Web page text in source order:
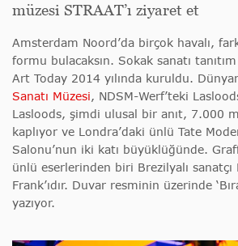
müzesi STRAAT’ı ziyaret et
Amsterdam Noord’da birçok havalı,
formu bulacaksın. Sokak sanatı
Art Today 2014 yılında kuruldu.
Sanatı Müzesi, NDSM-Werf’teki
Lasloods, şimdi ulusal bir anıt, 7.000
kaplıyor ve Londra’daki ünlü Tate
Salonu’nun iki katı büyüklüğünde.
ünlü eserlerinden biri Brezilyalı sanatçı
Frank’ıdır. Duvar resminin üzerinde
yazıyor.